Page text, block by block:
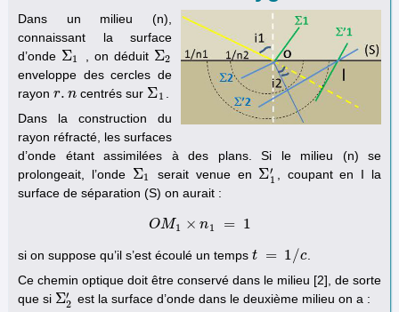
Dans un milieu (n),
connaissant la surface
d’onde Σ1
Σ1 , on déduit Σ2
Σ2
enveloppe des cercles de
rayon r. n
r.n centrés sur Σ1
Σ1
Dans la construction du
rayon réfracté, les surfaces
d’onde étant assimilées à des plans. Si le milieu (n) se
prolongeait, l’onde Σ1
Σ1 serait venue en Σ′
1
Σ1
, coupant en I la
surface de séparation (S) on aurait :
OM1 × n1 = 1
OM 1× n1 1
si on suppose qu’il s’est écoulé un temps t = 1/c
t 1 c
.
Ce chemin optique doit être conservé dans le milieu [2], de sorte
que si Σ′
2
Σ2′ est la surface d’onde dans le deuxième milieu on a :